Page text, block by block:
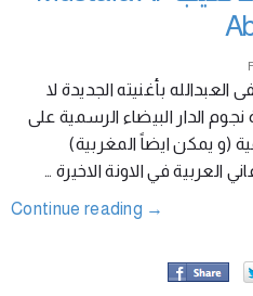
بأغنيته الجديدة لا
الدار البيضاء الرسمية على
(و يمكن ايضاً المغربية)
العربية في الاونة الاخيرة …
Continue reading →